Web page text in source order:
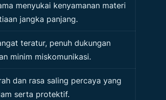
menyukai kenyamanan materi
jangka panjang.
teratur, penuh dukungan
minim miskomunikasi.
dan rasa saling percaya yang
serta protektif.